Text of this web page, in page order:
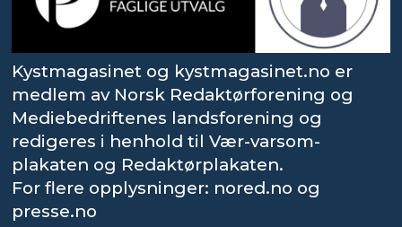
Kystmagasinet og kystmagasinet.no er
medlem av Norsk Redaktørforening og
Mediebedriftenes landsforening og
redigeres i henhold til Vær-varsom-
plakaten og Redaktørplakaten.
For flere opplysninger: nored.no og
presse.no